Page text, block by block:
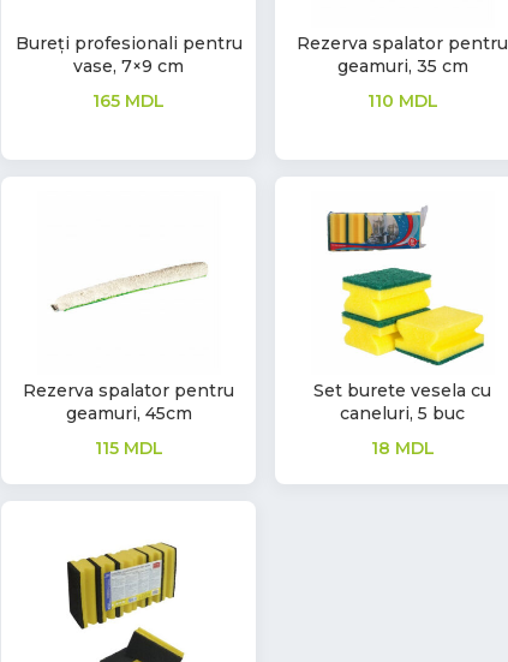
Bureți profesionali pentru
vase, 7×9 cm
165 MDL
Rezerva spalator pentru
geamuri, 35 cm
110 MDL
Rezerva spalator pentru
geamuri, 45cm
115 MDL
Set burete vesela cu
caneluri, 5 buc
18 MDL